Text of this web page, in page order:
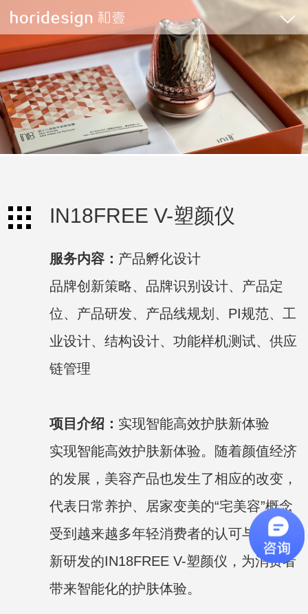
IN18FREE V-塑颜仪
服务内容： 产品孵化设计
品牌创新策略、品牌识别设计、产品定
位、产品研发、产品线规划、PI规范、工
业设计、结构设计、功能样机测试、供应
链管理
项目介绍： 实现智能高效护肤新体验
实现智能高效护肤新体验。 随着颜值经济
的发展，美容产品也发生了相应的改变，
代表日常养护、居家变美的“宅美容”概念
受到越来越多年轻消费者的认可与追捧。
新研发的IN18FREE V-塑颜仪，为消费者
带来智能化的护肤体验。